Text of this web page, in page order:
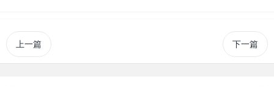
上一篇 下一篇